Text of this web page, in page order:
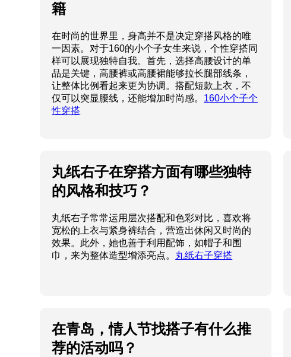
籍
在时尚的世界里，身高并不是决定穿搭风格的唯
一因素。对于160的小个子女生来说，个性穿搭同
样可以展现独特自我。首先，选择高腰设计的单
品是关键，高腰裤或高腰裙能够拉长腿部线条，
让整体比例看起来更为协调。搭配短款上衣，不
仅可以突显腰线，还能增加时尚感。 160小个子个
性穿搭
丸纸右子在穿搭方面有哪些独特
的风格和技巧？
丸纸右子常常运用层次搭配和色彩对比，喜欢将
宽松的上衣与紧身裤结合，营造出休闲又时尚的
效果。此外，她也善于利用配饰，如帽子和围
巾，来为整体造型增添亮点。 丸纸右子穿搭
在青岛，情人节找搭子有什么推
荐的活动吗？